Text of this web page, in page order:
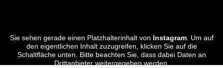
Sie sehen gerade einen Platzhalterinhalt von Instagram. Um auf
den eigentlichen Inhalt zuzugreifen, klicken Sie auf die
Schaltfläche unten. Bitte beachten Sie, dass dabei Daten an
Drittanbieter weitergegeben werden.